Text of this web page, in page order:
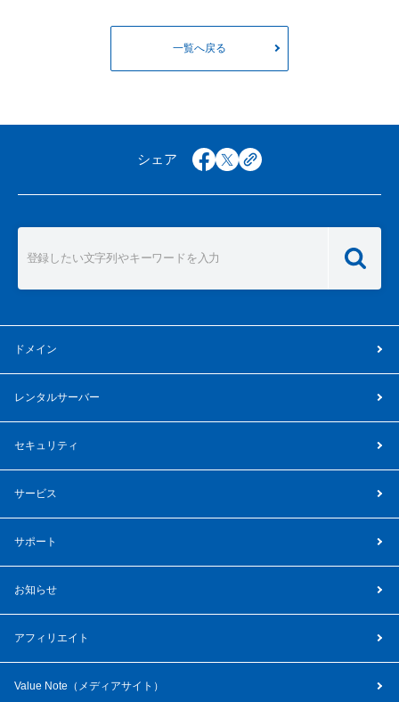
一覧へ戻る
シェア facebook
x copy
ドメイン
レンタルサーバー
セキュリティ
サービス
サポート
お知らせ
アフィリエイト
Value Note（ メディアサイト ）